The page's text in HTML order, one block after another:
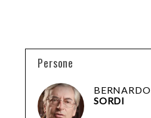
Persone
BERNARDO
SORDI